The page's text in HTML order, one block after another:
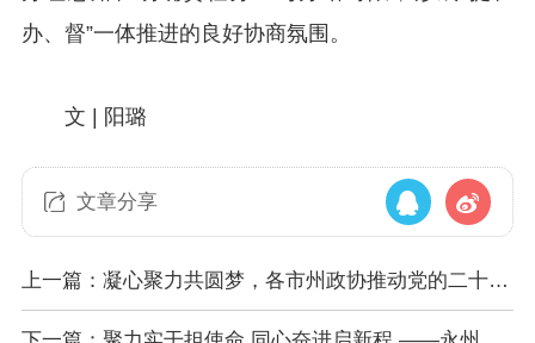
办、督”一体推进的良好协商氛围。
文 | 阳璐
文章分享
上一篇：凝心聚力共圆梦，各市州政协推动党的二十届
四中全会精神入脑入心